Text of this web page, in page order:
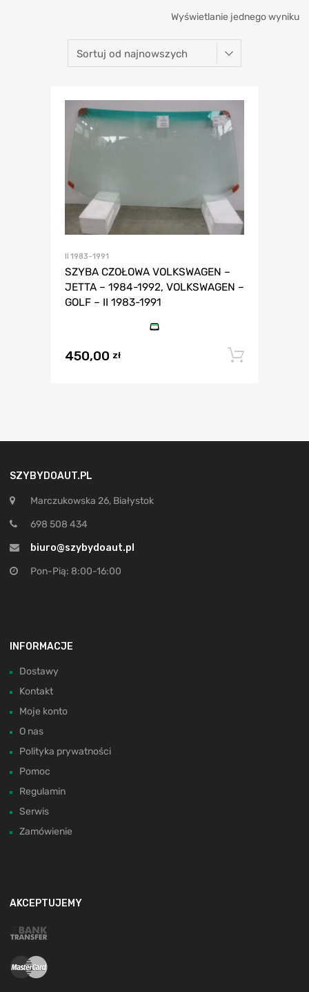
Wyświetlanie jednego wyniku
II 1983-1991
SZYBA CZOŁOWA VOLKSWAGEN –
JETTA – 1984-1992, VOLKSWAGEN –
GOLF – II 1983-1991
450,00 zł
SZYBYDOAUT.PL
Marczukowska 26, Białystok
698 508 434
biuro@szybydoaut.pl
Pon-Pią: 8:00-16:00
INFORMACJE
Dostawy
Kontakt
Moje konto
O nas
Polityka prywatności
Pomoc
Regulamin
Serwis
Zamówienie
AKCEPTUJEMY